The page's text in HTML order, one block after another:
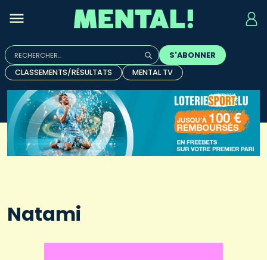
Rechercher :
Quand les résultats de l'auto-complétion sont
S'ABONNER
CLASSEMENTS/RÉSULTATS
MENTAL TV
Natami